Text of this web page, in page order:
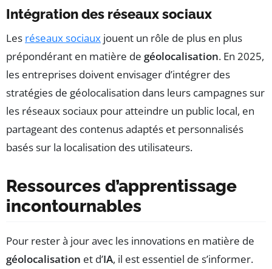
Intégration des réseaux sociaux
Les réseaux sociaux jouent un rôle de plus en plus
prépondérant en matière de géolocalisation. En 2025,
les entreprises doivent envisager d’intégrer des
stratégies de géolocalisation dans leurs campagnes sur
les réseaux sociaux pour atteindre un public local, en
partageant des contenus adaptés et personnalisés
basés sur la localisation des utilisateurs.
Ressources d’apprentissage
incontournables
Pour rester à jour avec les innovations en matière de
géolocalisation et d’IA, il est essentiel de s’informer.